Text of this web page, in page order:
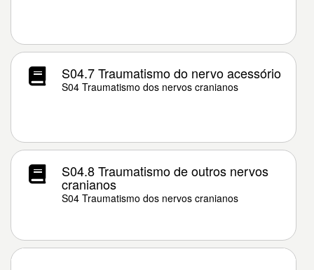
S04.7 Traumatismo do nervo acessório
S04 Traumatismo dos nervos cranianos
S04.8 Traumatismo de outros nervos
cranianos
S04 Traumatismo dos nervos cranianos